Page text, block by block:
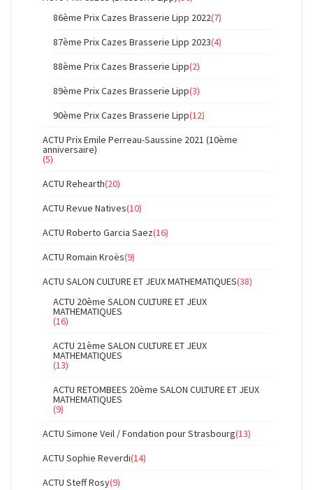
86ème Prix Cazes Brasserie Lipp 2022(7)
87ème Prix Cazes Brasserie Lipp 2023(4)
88ème Prix Cazes Brasserie Lipp(2)
89ème Prix Cazes Brasserie Lipp(3)
90ème Prix Cazes Brasserie Lipp(12)
ACTU Prix Emile Perreau-Saussine 2021 (10ème
anniversaire)
(5)
ACTU Rehearth(20)
ACTU Revue Natives(10)
ACTU Roberto Garcia Saez(16)
ACTU Romain Kroës(9)
ACTU SALON CULTURE ET JEUX MATHEMATIQUES(38)
ACTU 20ème SALON CULTURE ET JEUX
MATHEMATIQUES
(16)
ACTU 21ème SALON CULTURE ET JEUX
MATHEMATIQUES
(13)
ACTU RETOMBEES 20ème SALON CULTURE ET JEUX
MATHEMATIQUES
(9)
ACTU Simone Veil / Fondation pour Strasbourg(13)
ACTU Sophie Reverdi(14)
ACTU Steff Rosy(9)